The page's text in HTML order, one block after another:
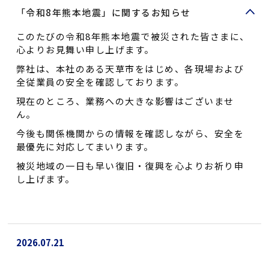
「令和8年熊本地震」に関するお知らせ
このたびの令和8年熊本地震で被災された皆さまに、
心よりお見舞い申し上げます。
弊社は、本社のある天草市をはじめ、各現場および
全従業員の安全を確認しております。
現在のところ、業務への大きな影響はございませ
ん。
今後も関係機関からの情報を確認しながら、安全を
最優先に対応してまいります。
被災地域の一日も早い復旧・復興を心よりお祈り申
し上げます。
2026.07.21